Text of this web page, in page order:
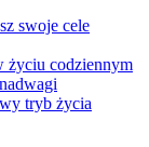
swoje cele
życiu codziennym
tryb życia